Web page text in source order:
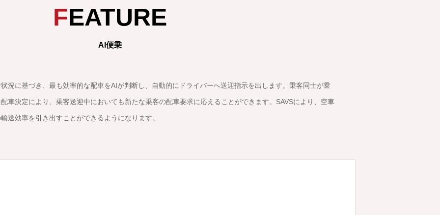
FEATURE
AI便乗
況に基づき、最も効率的な配車をAIが判断し、自動的にドライバーへ送迎指示を出します。乗客同士が乗
車決定により、乗客送迎中においても新たな乗客の配車要求に応えることができます。SAVSにより、空車
送効率を引き出すことができるようになります。